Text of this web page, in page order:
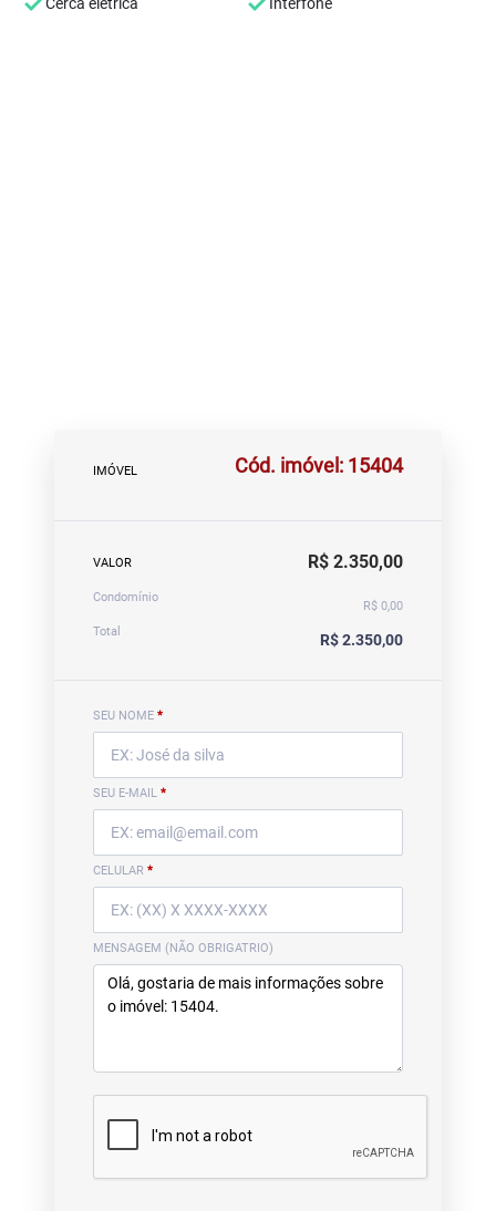
IMÓVEL Cód. imóvel: 15404
VALOR R$ 2.350,00
Condomínio
R$ 0,00
Total
R$ 2.350,00
SEU NOME *
SEU E-MAIL *
CELULAR *
MENSAGEM (NÃO OBRIGATRIO)